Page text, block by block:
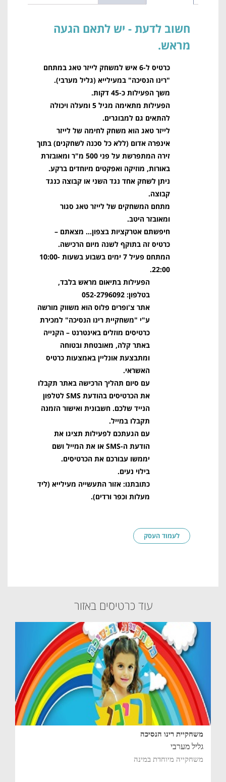
חשוב לדעת
כרטיס ל-6 איש למשחק לייזר טאג במתחם
"רינו הנסיכה" במעילייא (גליל מערבי).
משך הפעילות כ-45 דקות.
הפעילות מתאימה מגיל 5 ומעלה ויכולה
להתאים גם למבוגרים.
לייזר טאג הוא משחק לחימה של לייזר
אינפרה אדום (ללא כל סכנה לשחקנים) בתוך
זירה המתפרשת על פני 500 מ"ר ומאובזרת
באורות, מוזיקה ואפקטים מיוחדים ברקע.
ניתן לשחק אחד נגד השני או קבוצה כנגד
קבוצה.
מתחם המשחקים של לייזר טאג סגור
ומאובזר היטב.
חיפשתם אטרקציות בצפון… מצאתם –
כרטיס זה בתוקף לשנה מיום הרכישה.
המתחם פעיל 7 ימים בשבוע בשעות 10:00-
22:00.
הפעילות בתיאום מראש בלבד,
בטלפון: 052-2796092
אתר צ'ופרים פלוס הוא משווק מורשה
ע"י "משחקיית רינו הנסיכה" למכירת
כרטיסים מוזלים באינטרנט – הקנייה
באתר קלה, מאובטחת ובטוחה
ומתבצעת אונליין באמצעות כרטיס
האשראי.
עם סיום תהליך הרכישה באתר תקבלו
את הכרטיסים בהודעת SMS לטלפון
הנייד שלכם. חשבונית ואישור הזמנה
תקבלו במייל.
עם הגעתכם לפעילות תציגו את
הודעת ה-SMS או את המייל ושם
יממשו עבורכם את הכרטיסים.
בילוי נעים.
כתובתנו: אזור התעשייה מעילייא (ליד
מעלות וכפר ורדים).
לעמוד העסק
עוד כרטיסים באזור
משחקיית רינו הנסיכה
גליל מערבי
משחקייה מיוחדת במינה